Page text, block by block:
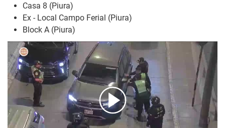
Casa 8 (Piura)
Ex - Local Campo Ferial (Piura)
Block A (Piura)